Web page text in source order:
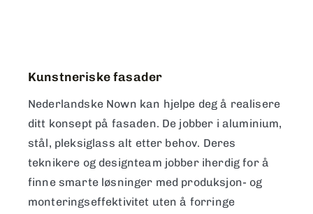
Kunstneriske fasader
Nederlandske Nown kan hjelpe deg å realisere
ditt konsept på fasaden. De jobber i aluminium,
stål, pleksiglass alt etter behov. Deres
teknikere og designteam jobber iherdig for å
finne smarte løsninger med produksjon- og
monteringseffektivitet uten å forringe